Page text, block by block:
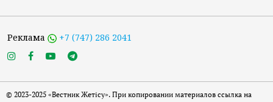
Реклама +7 (747) 286 2041
© 2023-2025 «Вестник Жетісу». При копировании материалов ссылка на